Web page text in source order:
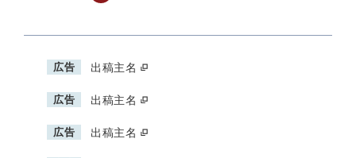
広告 出稿主名
広告 出稿主名
広告 出稿主名